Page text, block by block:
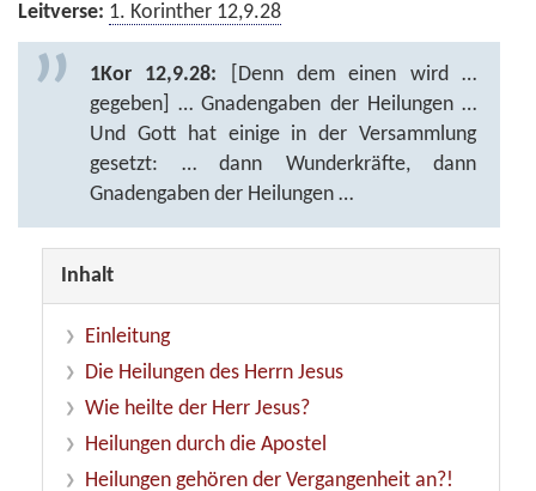
Leitverse: 1. Korinther 12,9.28
1Kor 12,9.28: [Denn dem einen wird …
gegeben] … Gnadengaben der Heilungen …
Und Gott hat einige in der Versammlung
gesetzt: … dann Wunderkräfte, dann
Gnadengaben der Heilungen …
Inhalt
Einleitung
Die Heilungen des Herrn Jesus
Wie heilte der Herr Jesus?
Heilungen durch die Apostel
Heilungen gehören der Vergangenheit an?!